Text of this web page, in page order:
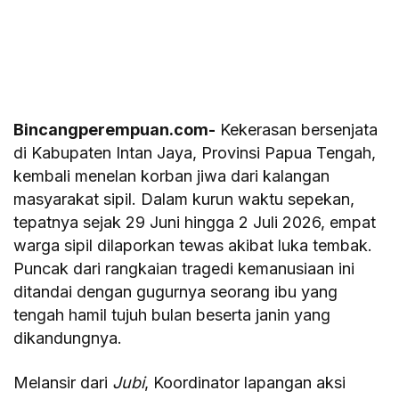
Bincangperempuan.com- Kekerasan bersenjata
di Kabupaten Intan Jaya, Provinsi Papua Tengah,
kembali menelan korban jiwa dari kalangan
masyarakat sipil. Dalam kurun waktu sepekan,
tepatnya sejak 29 Juni hingga 2 Juli 2026, empat
warga sipil dilaporkan tewas akibat luka tembak.
Puncak dari rangkaian tragedi kemanusiaan ini
ditandai dengan gugurnya seorang ibu yang
tengah hamil tujuh bulan beserta janin yang
dikandungnya.
Melansir dari Jubi, Koordinator lapangan aksi